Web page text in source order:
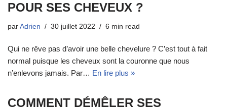
POUR SES CHEVEUX ?
par Adrien 30 juillet 2022 6 min read
Qui ne rêve pas d’avoir une belle chevelure ? C’est tout à fait
normal puisque les cheveux sont la couronne que nous
n’enlevons jamais. Par… En lire plus »
COMMENT DÉMÊLER SES